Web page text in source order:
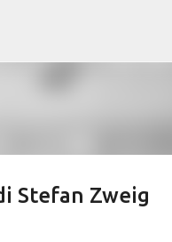
Stefan Zweig